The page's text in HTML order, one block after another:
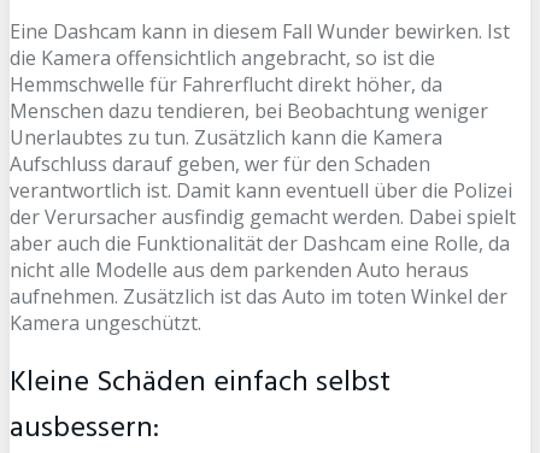
Eine Dashcam kann in diesem Fall Wunder bewirken. Ist
die Kamera offensichtlich angebracht, so ist die
Hemmschwelle für Fahrerflucht direkt höher, da
Menschen dazu tendieren, bei Beobachtung weniger
Unerlaubtes zu tun. Zusätzlich kann die Kamera
Aufschluss darauf geben, wer für den Schaden
verantwortlich ist. Damit kann eventuell über die Polizei
der Verursacher ausfindig gemacht werden. Dabei spielt
aber auch die Funktionalität der Dashcam eine Rolle, da
nicht alle Modelle aus dem parkenden Auto heraus
aufnehmen. Zusätzlich ist das Auto im toten Winkel der
Kamera ungeschützt.
Kleine Schäden einfach selbst
ausbessern: